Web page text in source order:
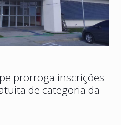
prorroga inscrições
de categoria da